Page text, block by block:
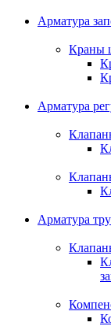
Арматура
Краны
Арматура
Арматура